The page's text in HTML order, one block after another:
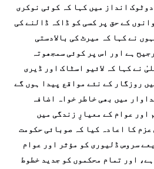
انداز میں کہا کہ کوئی نوکری
کے حق پر کسی کو ڈاکہ ڈالنے کی
نے کہا کہ میرٹ کی بالادستی
ہے اور اس پر کوئی سمجھوتہ
نے کہا کہ لائیو اسٹاک اور ڈیری
روزگار کے نئے مواقع پیدا ہوں گے
میں بھی خاطر خواہ اضافہ
اور عوام کے معیارِ زندگی میں
کا اعادہ کیا کہ صوبائی حکومت
سروس ڈلیوری کو مؤثر اور عوام
اور تمام محکموں کو جدید خطوط